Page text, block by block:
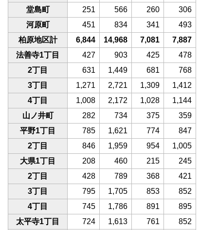
堂島町
251 566 260
306
河原町
451 834 341
493
柏原地区計
6,844 14,968 7,081
7,887
法善寺1丁目
427 903 425
478
2丁目
631 1,449 681
768
3丁目
1,271 2,721 1,309
1,412
4丁目
1,008 2,172 1,028
1,144
山ノ井町
282 734 375
359
平野1丁目
785 1,621 774
847
2丁目
846 1,959 954
1,005
大県1丁目
208 460 215
245
2丁目
428 789 368
421
3丁目
795 1,705 853
852
4丁目
745 1,786 891
895
太平寺1丁目
724 1,613 761
852